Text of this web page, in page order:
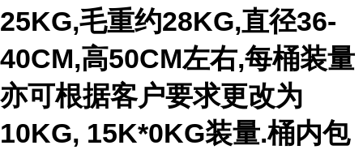
25KG,毛重约28KG,直径36-
40CM,高50CM左右,每桶装量
亦可根据客户要求更改为
10KG, 15K*0KG装量.桶内包